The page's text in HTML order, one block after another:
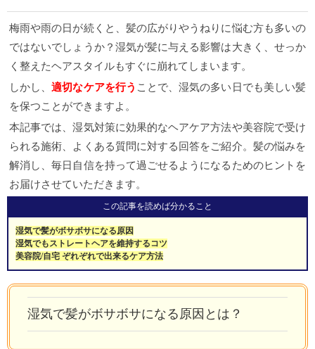
梅雨や雨の日が続くと、髪の広がりやうねりに悩む方も多いの
ではないでしょうか？湿気が髪に与える影響は大きく、せっか
く整えたヘアスタイルもすぐに崩れてしまいます。
しかし、適切なケアを行う ことで、湿気の多い日でも美しい髪
を保つことができますよ。
本記事では、湿気対策に効果的なヘアケア方法や美容院で受け
られる施術、よくある質問に対する回答をご紹介。髪の悩みを
解消し、毎日自信を持って過ごせるようになるためのヒントを
お届けさせていただきます。
この記事を読めば分かること
湿気で髪がボサボサになる原因
湿気でもストレートヘアを維持するコツ
美容院/自宅 ぞれぞれで出来るケア方法
湿気で髪がボサボサになる原因とは？